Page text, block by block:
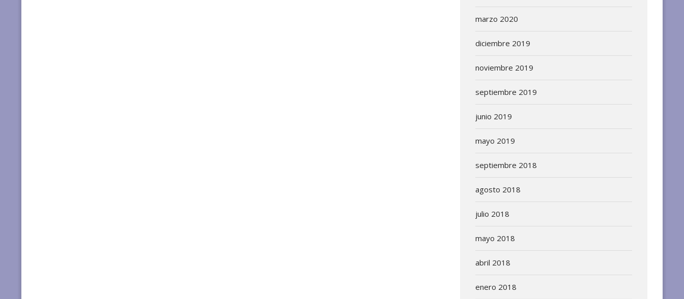
marzo 2020
diciembre 2019
noviembre 2019
septiembre 2019
junio 2019
mayo 2019
septiembre 2018
agosto 2018
julio 2018
mayo 2018
abril 2018
enero 2018